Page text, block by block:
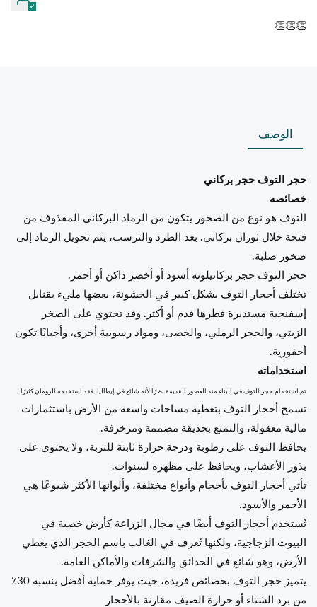
👏👏👏
الوصف
حجر التوف حجر بركاني
خصائصه
التوف هو نوع من الصخور يتكون من الرماد البركاني المقذوف من
فتحة خلال ثوران بركاني. بعد الطرد والترسب، يتم تحويل الرماد إلى
صخور صلبة.
حجر التوف حجر بركانيلونه أسود أو أخضر داكن أو أحمر.
تختلف أحجار التوف بشكل كبير في الخشونة، بعضها مليء بقنابل
إسفنجية مستديرة قطرها قدم أو أكثر. وقد تحتوي على الصخر
الزيتي، والحجر الرملي، والحصى، ومواد رسوبية أخرى، وأحيانًا تكون
أحفورية.
استخداماته
تم استخدام حجر التوف في البناء منذ العصور القديمة نظرًا لأنه شائع في إيطاليا، فقد استخدمه الرومان كثيرًا.
تسمح أحجار التوف بتغطية مساحات واسعة من الأرض باستثمارات
مالية معقولة، والتمتع بحديقة مصممة ومزخرفة.
يحافظ التوف على رطوبة ودرجة حرارة ثابتة للتربة، ولا يحتوي على
بذور الأعشاب، ويحافظ على مظهره لسنوات.
تأتي أحجار التوف بأحجام وأنواع مختلفة، وألوانها الأكثر شيوعًا هي
الأحمر والأسود.
تُستخدم أحجار التوف أيضًا في مجال الزراعة كأرض خصبة في
البيوت الزجاجية، ولكنها تُعرف في الغالب باسم الحجر الذي يغطي
الأرض، وهو شائع في الحدائق والشرفات والأماكن العامة.
يتميز حجر التوف بخصائص فريدة، حيث يوفر حماية أفضل بنسبة 30٪
من برد الشتاء أو حرارة الصيف مقارنة بالأحجار